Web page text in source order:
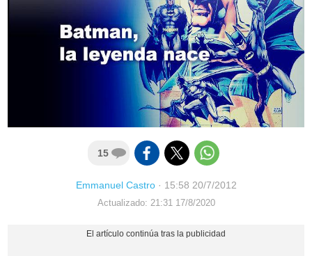
15
Emmanuel Castro· 15:58 20/7/2012
Actualizado: 21:31 17/8/2020